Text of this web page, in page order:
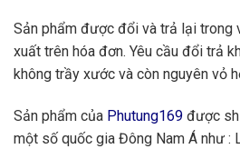
Sản phẩm được đổi và trả lại trong
xuất trên hóa đơn. Yêu cầu đổi trả
không trầy xước và còn nguyên vỏ
Sản phẩm của Phutung169 được
một số quốc gia Đông Nam Á như :